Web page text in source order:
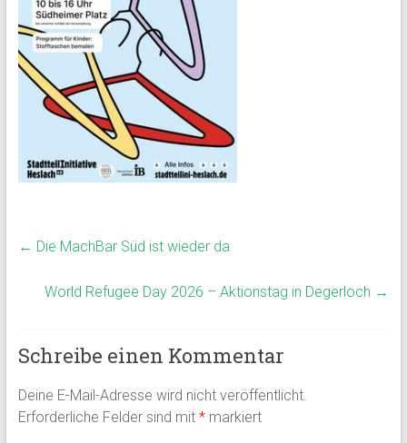
← Die MachBar Süd ist wieder da
World Refugee Day 2026 – Aktionstag in Degerloch →
Schreibe einen Kommentar
Deine E-Mail-Adresse wird nicht veröffentlicht.
Erforderliche Felder sind mit *markiert